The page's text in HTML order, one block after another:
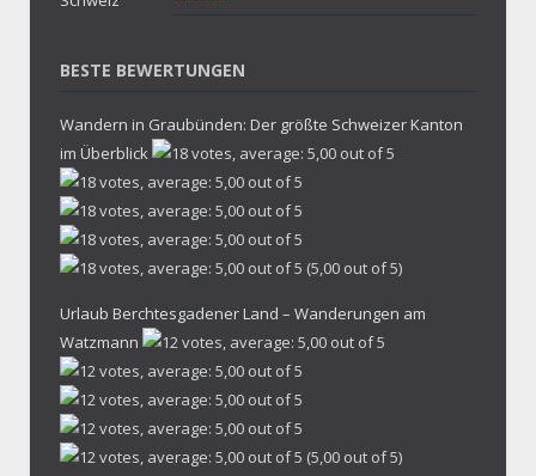
BESTE BEWERTUNGEN
Wandern in Graubünden: Der größte Schweizer Kanton
im Überblick
(5,00 out of 5)
Urlaub Berchtesgadener Land – Wanderungen am
Watzmann
(5,00 out of 5)